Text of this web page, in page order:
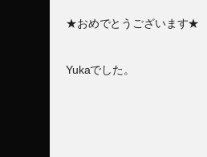
★おめでとうございます★
Yukaでした。